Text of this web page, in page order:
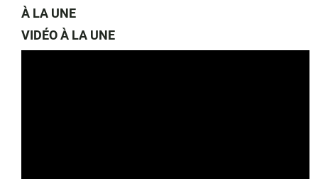
À LA UNE
VIDÉO À LA UNE